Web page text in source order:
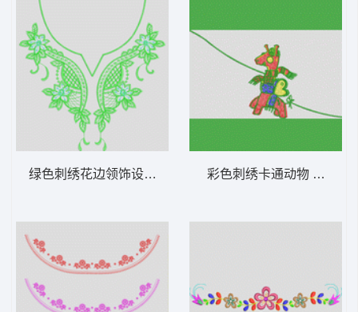
绿色刺绣花边领饰设计 简单领 彩色刺绣卡通动物 长颈鹿